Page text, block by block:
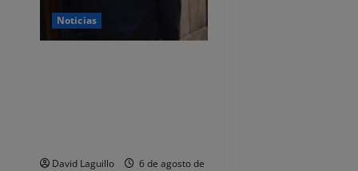
Noticias
David Laguillo
6 de agosto de